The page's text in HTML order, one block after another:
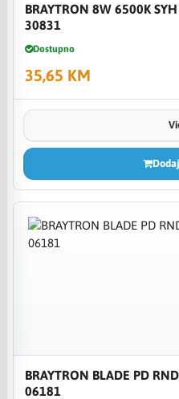
BRAYTRON 8W 6500K
30831
Dostupno
35,65 KM
BRAYTRON BLADE PD
06181